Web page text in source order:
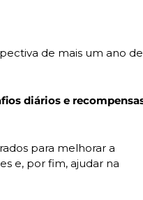
de mais um ano de
para melhorar a
e, por fim, ajudar na